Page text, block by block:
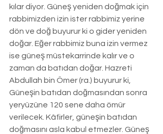
kılar diyor. Güneş yeniden doğmak için
rabbimizden izin ister rabbimiz yerine
dön ve doğ buyurur ki o gider yeniden
doğar. Eğer rabbimiz buna izin vermez
ise güneş müstekarrinde kalır ve o
zaman da batıdan doğar. Hazreti
Abdullah bin Ömer (ra.) buyurur ki,
Güneşin batıdan doğmasından sonra
yeryüzüne 120 sene daha ömür
verilecek. Kâfirler, güneşin batıdan
doğmasını asla kabul etmezler. Güneş